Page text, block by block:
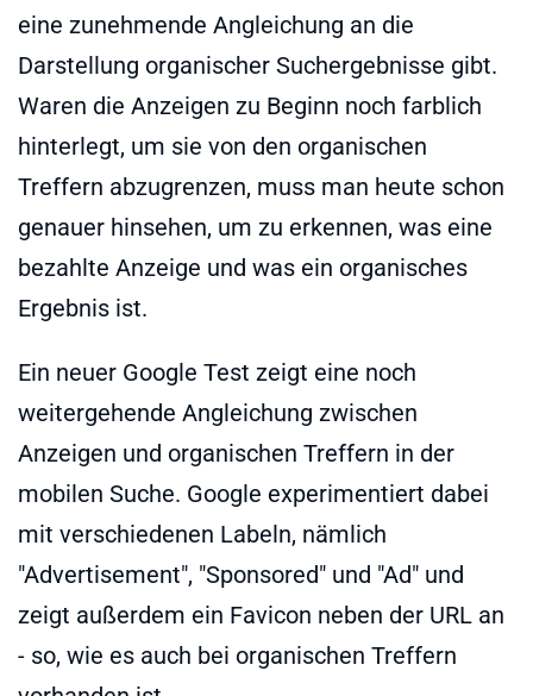
eine zunehmende Angleichung an die
Darstellung organischer Suchergebnisse gibt.
Waren die Anzeigen zu Beginn noch farblich
hinterlegt, um sie von den organischen
Treffern abzugrenzen, muss man heute schon
genauer hinsehen, um zu erkennen, was eine
bezahlte Anzeige und was ein organisches
Ergebnis ist.
Ein neuer Google Test zeigt eine noch
weitergehende Angleichung zwischen
Anzeigen und organischen Treffern in der
mobilen Suche. Google experimentiert dabei
mit verschiedenen Labeln, nämlich
"Advertisement", "Sponsored" und "Ad" und
zeigt außerdem ein Favicon neben der URL an
- so, wie es auch bei organischen Treffern